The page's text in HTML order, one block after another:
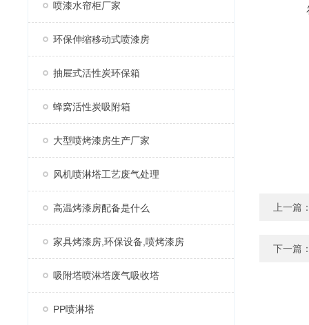
喷漆水帘柜厂家
环保伸缩移动式喷漆房
抽屉式活性炭环保箱
蜂窝活性炭吸附箱
大型喷烤漆房生产厂家
风机喷淋塔工艺废气处理
高温烤漆房配备是什么
家具烤漆房,环保设备,喷烤漆房
吸附塔喷淋塔废气吸收塔
PP喷淋塔
上一篇
下一篇